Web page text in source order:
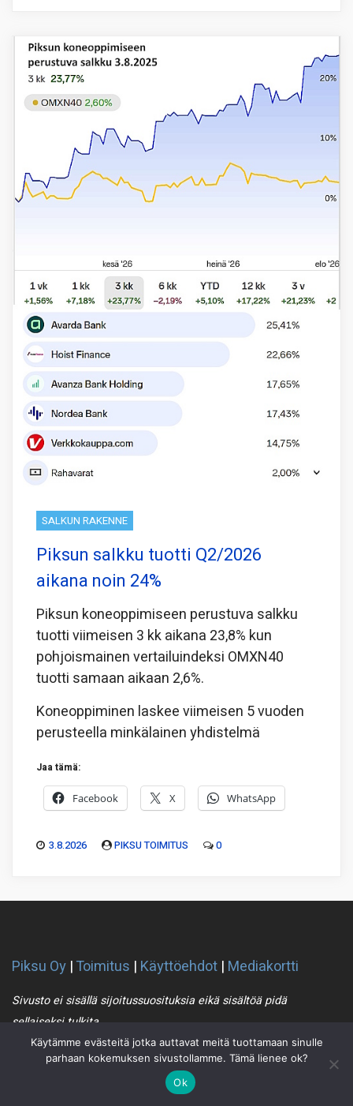
SALKUN RAKENNE
Piksun salkku tuotti Q2/2026
aikana noin 24%
Piksun koneoppimiseen perustuva salkku
tuotti viimeisen 3 kk aikana 23,8% kun
pohjoismainen vertailuindeksi OMXN40
tuotti samaan aikaan 2,6%.
Koneoppiminen laskee viimeisen 5 vuoden
perusteella minkälainen yhdistelmä
Jaa tämä:
Facebook X WhatsApp
3.8.2026 PIKSU TOIMITUS 0
Piksu Oy |Toimitus | Käyttöehdot | Mediakortti
Sivusto ei sisällä sijoitussuosituksia eikä sisältöä pidä
sellaiseksi tulkita
Piksu RSS
Käytämme evästeitä jotka auttavat meitä tuottamaan sinulle
parhaan kokemuksen sivustollamme. Tämä lienee ok?
Ok